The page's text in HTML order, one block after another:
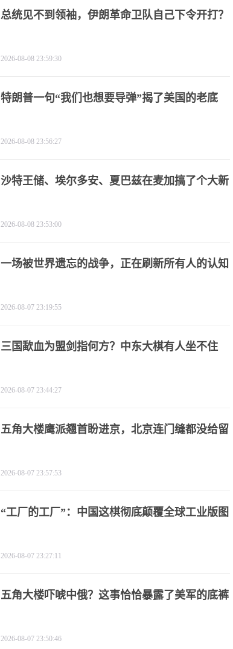
总统见不到领袖，伊朗革命卫队自己下令开打？
2026-08-08 23:59:30
特朗普一句“我们也想要导弹”揭了美国的老底
2026-08-08 23:56:27
沙特王储、埃尔多安、夏巴兹在麦加搞了个大新
2026-08-08 23:53:00
一场被世界遗忘的战争，正在刷新所有人的认知
2026-08-07 23:19:55
三国歃血为盟剑指何方？中东大棋有人坐不住
2026-08-07 23:44:27
五角大楼鹰派翘首盼进京，北京连门缝都没给留
2026-08-07 23:57:53
“工厂的工厂”：中国这棋彻底颠覆全球工业版图
2026-08-07 23:27:11
五角大楼吓唬中俄？这事恰恰暴露了美军的底裤
2026-08-07 23:50:46